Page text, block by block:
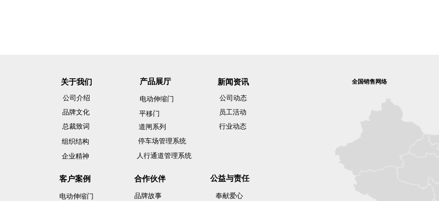
关于我们
公司介绍
品牌文化
总裁致词
组织结构
企业精神
产品展厅
电动伸缩门
平移门
道闸系列
停车场管理系统
人行通道管理系统
新闻资讯
公司动态
员工活动
行业动态
电动伸缩门
客户案例 合作伙伴
品牌故事
公益与责任
奉献爱心
全国销售网络